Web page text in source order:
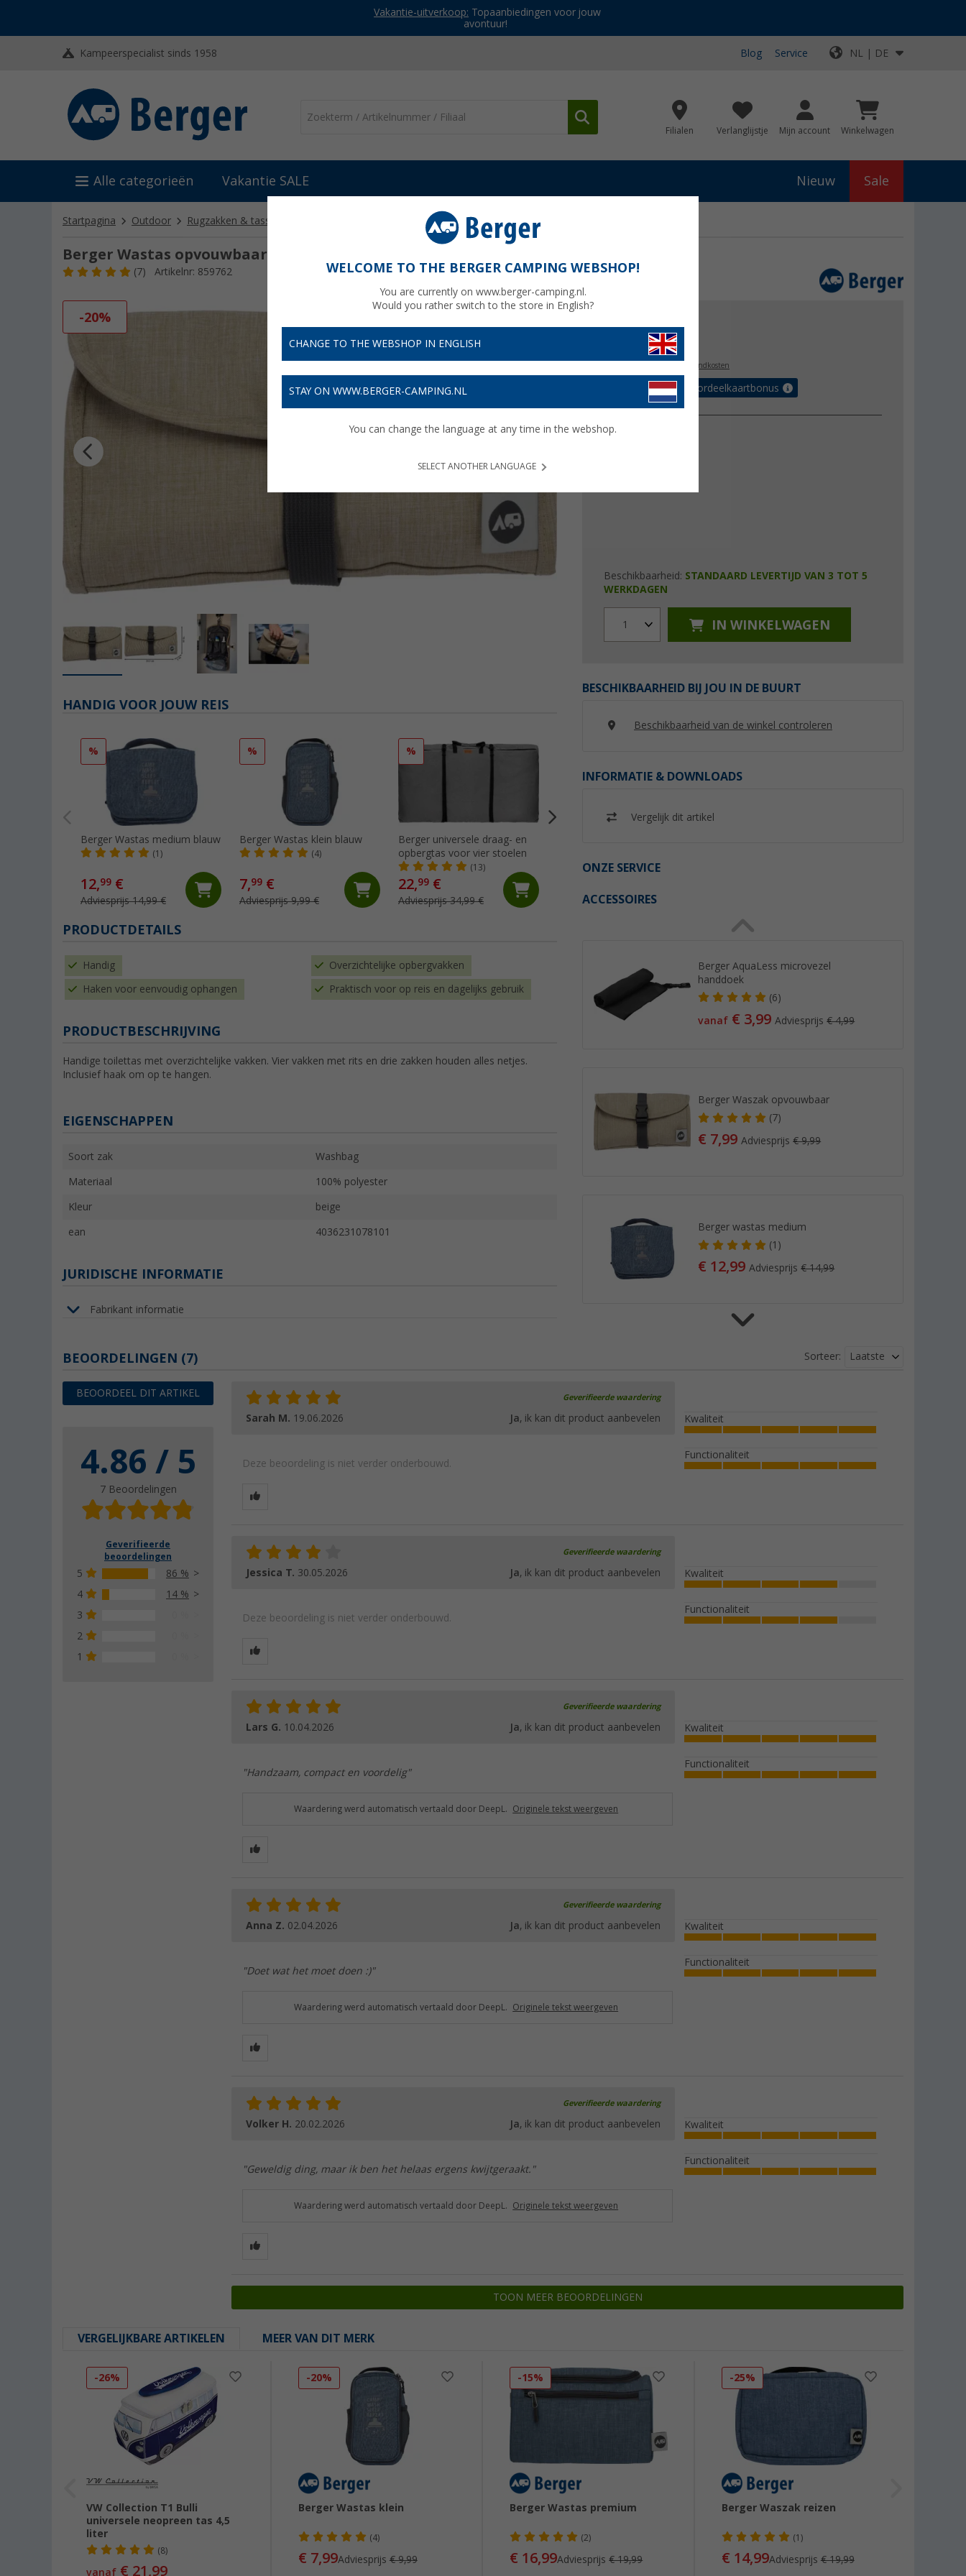
Vakantie-uitverkoop: Topaanbiedingen voor jouw
avontuur!
Kampeerspecialist sinds 1958 Blog Service NL | DE
Filialen Verlanglijstje Mijn account Winkelwagen
Alle categorieën Vakantie SALE Nieuw Sale
Startpagina Outdoor Rugzakken & tassen Berger Waszak opvouwbaar
Berger Wastas opvouwbaar beige
(7) Artikelnr: 859762
-20%
€ 7,99
plus verzendkosten
Verzeker tot 5% voordeelkaartbonus
Kleur
Beschikbaarheid: STANDAARD LEVERTIJD VAN 3 TOT 5
WERKDAGEN
1 IN WINKELWAGEN
BESCHIKBAARHEID BIJ JOU IN DE BUURT
Beschikbaarheid van de winkel controleren
INFORMATIE & DOWNLOADS
Vergelijk dit artikel
ONZE SERVICE
ACCESSOIRES
Berger AquaLess microvezel
handdoek
(6)
vanaf € 3,99Adviesprijs€ 4,99
Berger Waszak opvouwbaar
(7)
€ 7,99Adviesprijs€ 9,99
Berger wastas medium
(1)
€ 12,99Adviesprijs€ 14,99
Berger Wastas premium
Berger Waszak reizen
(1)
Waterdichte zak
vanaf€ 4,99
HANDIG VOOR JOUW REIS
%
Berger Wastas medium blauw
(1)
12,99 €
Adviesprijs 14,99 €
%
Berger Wastas klein blauw
(4)
7,99 €
Adviesprijs 9,99 €
%
Berger universele draag- en
opbergtas voor vier stoelen
(13)
22,99 €
Adviesprijs 34,99 €
(30)
Adviesprijs 50,- €
PRODUCTDETAILS
Handig Overzichtelijke opbergvakken
Haken voor eenvoudig ophangen Praktisch voor op reis en dagelijks gebruik
PRODUCTBESCHRIJVING
Handige toilettas met overzichtelijke vakken. Vier vakken met rits en drie zakken houden alles netjes.
Inclusief haak om op te hangen.
EIGENSCHAPPEN
Soort zak Washbag
Materiaal 100% polyester
Kleur beige
ean 4036231078101
JURIDISCHE INFORMATIE
Fabrikant informatie
BEOORDELINGEN (7)
BEOORDEEL DIT ARTIKEL
4.86 / 5
7 Beoordelingen
Geverifieerde
beoordelingen
5
86 %
4
14 %
3
2
1
Sorteer: Laatste
Geverifieerde waardering
Sarah M. 19.06.2026 Ja, ik kan dit product aanbevelen
Deze beoordeling is niet verder onderbouwd.
Kwaliteit
Functionaliteit
Geverifieerde waardering
Jessica T. 30.05.2026 Ja, ik kan dit product aanbevelen
Deze beoordeling is niet verder onderbouwd.
Kwaliteit
Functionaliteit
Geverifieerde waardering
Lars G. 10.04.2026 Ja, ik kan dit product aanbevelen
"Handzaam, compact en voordelig"
Kwaliteit
Functionaliteit
Waardering werd automatisch vertaald door DeepL. Originele tekst weergeven
Geverifieerde waardering
Anna Z. 02.04.2026 Ja, ik kan dit product aanbevelen
"Doet wat het moet doen :)"
Kwaliteit
Functionaliteit
Waardering werd automatisch vertaald door DeepL. Originele tekst weergeven
Geverifieerde waardering
Volker H. 20.02.2026 Ja, ik kan dit product aanbevelen
"Geweldig ding, maar ik ben het helaas ergens kwijtgeraakt."
Kwaliteit
Functionaliteit
Waardering werd automatisch vertaald door DeepL. Originele tekst weergeven
TOON MEER BEOORDELINGEN
VERGELIJKBARE ARTIKELEN MEER VAN DIT MERK
-26%
VW Collection T1 Bulli
universele neopreen tas 4,5
liter
(8)
vanaf € 21,99
-20%
Berger Wastas klein
(4)
€ 7,99Adviesprijs € 9,99
-15%
Berger Wastas premium
(2)
€ 16,99Adviesprijs€ 19,99
-25%
Berger Waszak reizen
(1)
€ 14,99Adviesprijs € 19,99
WELCOME TO THE BERGER CAMPING WEBSHOP!
You are currently on www.berger-camping.nl.
Would you rather switch to the store in English?
CHANGE TO THE WEBSHOP IN ENGLISH
STAY ON WWW.BERGER-CAMPING.NL
You can change the language at any time in the webshop.
SELECT ANOTHER LANGUAGE